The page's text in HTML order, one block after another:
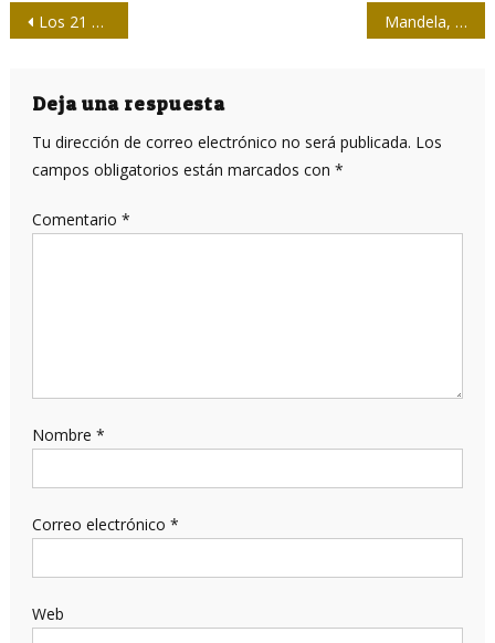
Navegación
entradas
Los 21 años de Cubasí y una medalla para Joaquín Suárez Mandela, hipocresía y perdón
Deja una respuesta
Tu dirección de correo electrónico no será publicada. Los
campos obligatorios están marcados con *
Comentario *
Nombre *
Correo electrónico *
Web